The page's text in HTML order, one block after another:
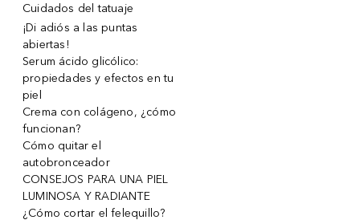
Cuidados del tatuaje
¡Di adiós a las puntas
abiertas!
Serum ácido glicólico:
propiedades y efectos en tu
piel
Crema con colágeno, ¿cómo
funcionan?
Cómo quitar el
autobronceador
CONSEJOS PARA UNA PIEL
LUMINOSA Y RADIANTE
¿Cómo cortar el felequillo?